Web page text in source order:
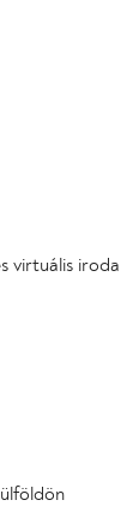
virtuális iroda